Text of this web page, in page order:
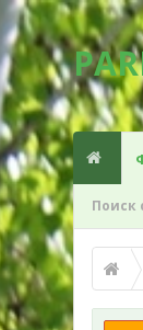
Поиск